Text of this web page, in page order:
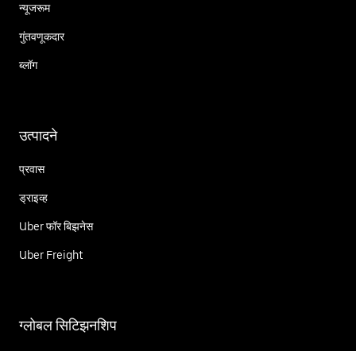
न्यूजरूम
गुंतवणूकदार
ब्लॉग
उत्पादने
प्रवास
ड्राइव्ह
Uber फॉर बिझनेस
Uber Freight
ग्लोबल सिटिझनशिप